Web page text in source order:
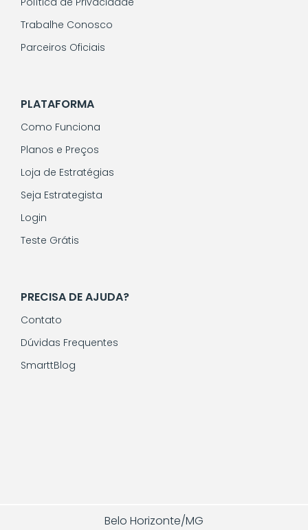
Trabalhe Conosco
Parceiros Oficiais
PLATAFORMA
Como Funciona
Planos e Preços
Loja de Estratégias
Seja Estrategista
Login
Teste Grátis
PRECISA DE AJUDA?
Contato
Dúvidas Frequentes
SmarttBlog
Belo Horizonte/MG